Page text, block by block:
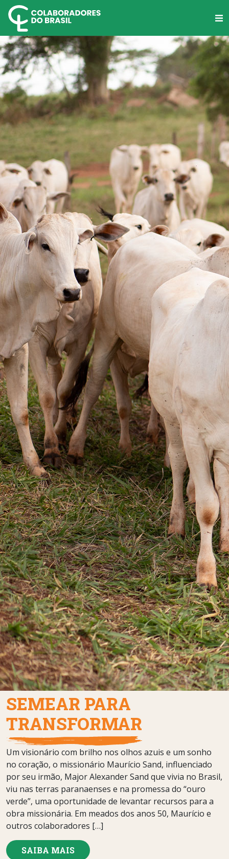
SEMEAR PARA
TRANSFORMAR
Um visionário com brilho nos olhos azuis e um sonho
no coração, o missionário Maurício Sand, influenciado
por seu irmão, Major Alexander Sand que vivia no Brasil,
viu nas terras paranaenses e na promessa do “ouro
verde”, uma oportunidade de levantar recursos para a
obra missionária. Em meados dos anos 50, Maurício e
outros colaboradores […]
SAIBA MAIS